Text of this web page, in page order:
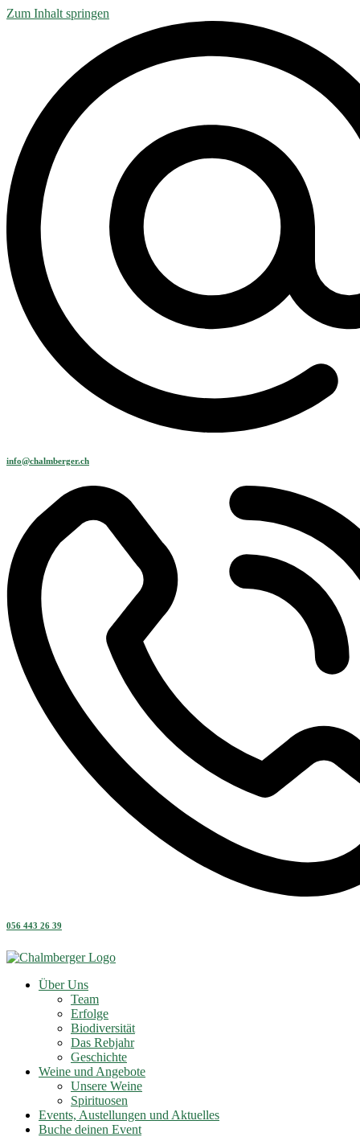
Zum Inhalt springen
info@chalmberger.ch
056 443 26 39
Über Uns
Team
Erfolge
Biodiversität
Das Rebjahr
Geschichte
Weine und Angebote
Unsere Weine
Spirituosen
Events, Austellungen und Aktuelles
Buche deinen Event